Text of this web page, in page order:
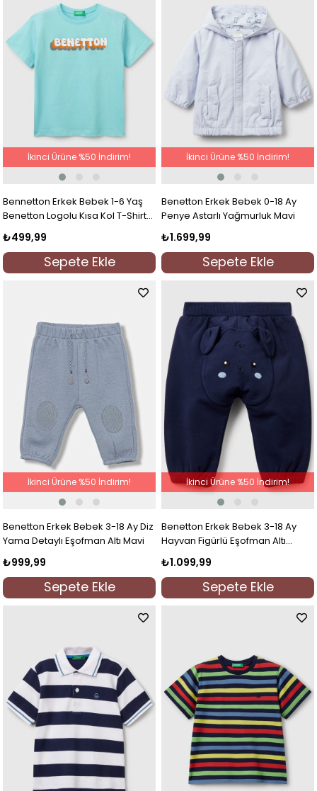
Bennetton Erkek Bebek 1-6 Yaş
Benetton Logolu Kısa Kol T-Shirt
Turkuaz
₺499,99
Sepete Ekle
İkinci Ürüne %50 İndirim!
Benetton Erkek Bebek 0-18 Ay
Penye Astarlı Yağmurluk Mavi
₺1.699,99
Sepete Ekle
İkinci Ürüne %50 İndirim!
Benetton Erkek Bebek 3-18 Ay Diz
Yama Detaylı Eşofman Altı Mavi
₺999,99
Sepete Ekle
İkinci Ürüne %50 İndirim!
Benetton Erkek Bebek 3-18 Ay
Hayvan Figürlü Eşofman Altı
₺1.099,99
Sepete Ekle
İkinci Ürüne %50 İndirim!